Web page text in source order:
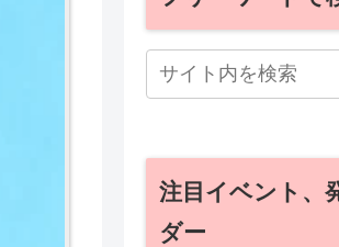
注目イベント、
ダー